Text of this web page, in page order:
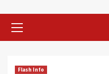
Menu
Flash Info